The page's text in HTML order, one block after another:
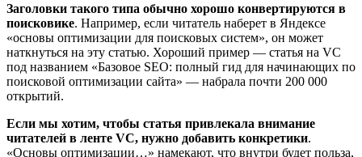
Заголовки такого типа обычно хорошо конвертируются в
поисковике. Например, если читатель наберет в Яндексе
«основы оптимизации для поисковых систем», он может
наткнуться на эту статью. Хороший пример — статья на VC
под названием «Базовое SEO: полный гид для начинающих по
поисковой оптимизации сайта» — набрала почти 200 000
открытий.
Если мы хотим, чтобы статья привлекала внимание
читателей в ленте VC, нужно добавить конкретики.
«Основы оптимизации…» намекают, что внутри будет польза,